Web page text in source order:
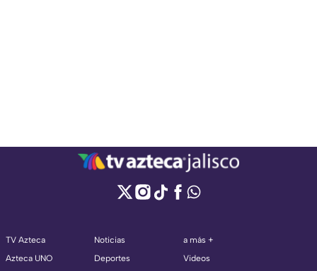
TV Azteca
Azteca UNO
Noticias
Deportes
a más +
Videos